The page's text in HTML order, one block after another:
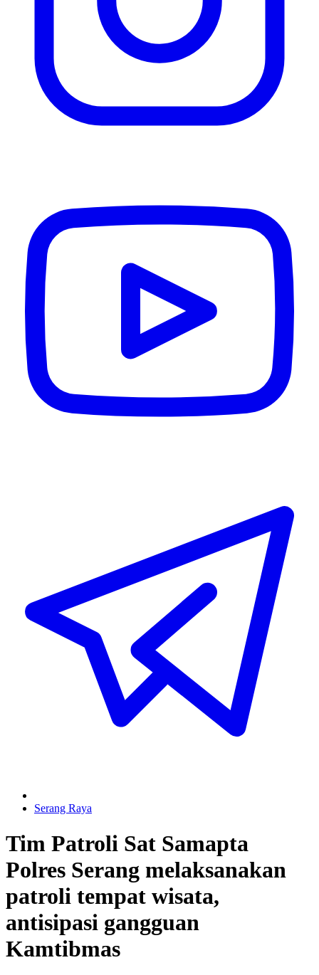
Serang Raya
Tim Patroli Sat Samapta
Polres Serang melaksanakan
patroli tempat wisata,
antisipasi gangguan
Kamtibmas